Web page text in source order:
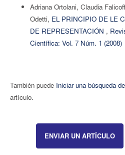
Adriana Ortolani, Claudia
Odetti, EL PRINCIPIO DE LE
DE REPRESENTACIÓN ,
Científica: Vol. 7 Núm. 1 (2008)
También puede Iniciar una búsqueda
artículo.
ENVIAR UN ARTÍCULO